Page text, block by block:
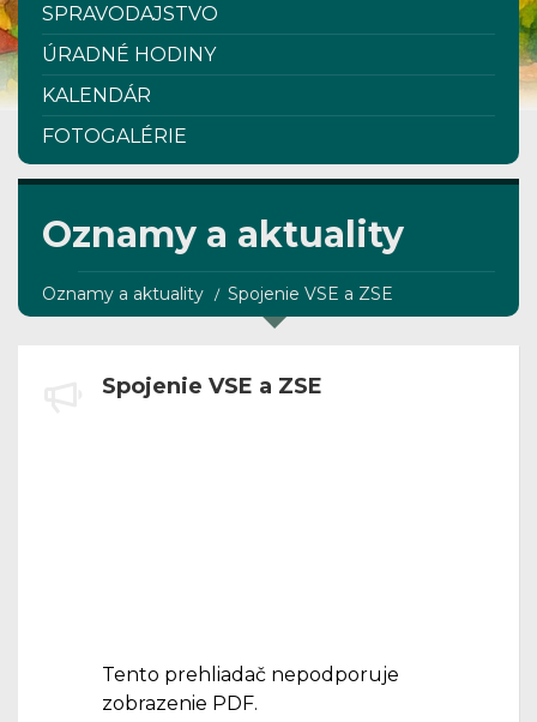
Oznamy a aktuality
Oznamy a aktuality Spojenie VSE a ZSE
Spojenie VSE a ZSE
Tento prehliadač nepodporuje
zobrazenie PDF.
SPRAVODAJSTVO
ÚRADNÉ HODINY
KALENDÁR
FOTOGALÉRIE